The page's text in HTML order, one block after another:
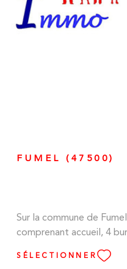
FUMEL (47500)
Sur la commune de
comprenant accueil, 4
SÉLECTIONNER